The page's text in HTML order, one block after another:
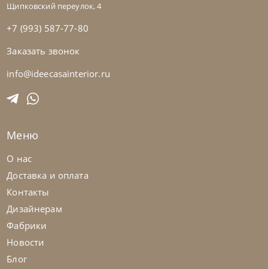
Nicolettihome
Диван Soul
Щипковский переулок, 4
+7 (993) 587-77-80
Заказать звонок
info@ideecasainterior.ru
Меню
О нас
Доставка и оплата
Контакты
Дизайнерам
Фабрики
Новости
Блог